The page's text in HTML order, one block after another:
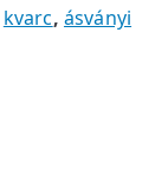
kvarc, ásványi